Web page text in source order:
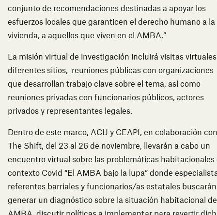
conjunto de recomendaciones destinadas a apoyar los
esfuerzos locales que garanticen el derecho humano a la
vivienda, a aquellos que viven en el AMBA.”
La misión virtual de investigación incluirá visitas
diferentes sitios, reuniones públicas con organizaciones
que desarrollan trabajo clave sobre el tema, así como
reuniones privadas con funcionarios públicos, actores
privados y representantes legales.
Dentro de este marco, ACIJ y CEAPI, en colaboración con
The Shift, del 23 al 26 de noviembre, llevarán a cabo un
encuentro virtual sobre las problemáticas habitacionales
contexto Covid “El AMBA bajo la lupa” donde
referentes barriales y funcionarios/as estatales buscarán
generar un diagnóstico sobre la situación habitacional